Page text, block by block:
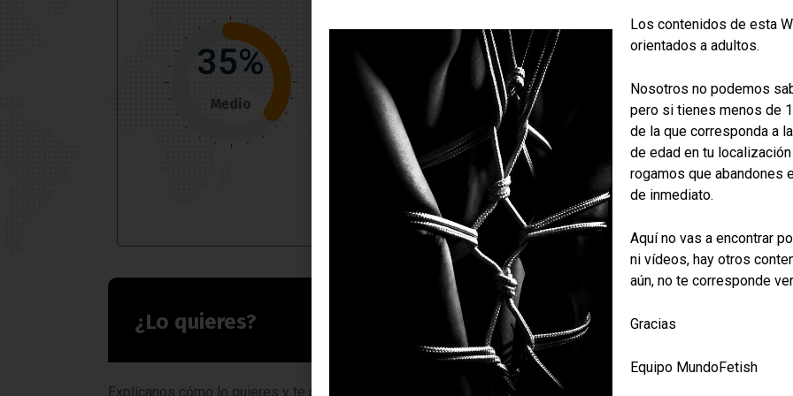
35%
Medio
Flor de vacuno
Flor de cabra
Vaqueta de vacuno
Polietilieno espumado (relleno)
Fornituras de hierro + inox
¿Lo quieres?
Explícanos cómo lo quieres y te prepararemos una propuesta personalizada.
También
Los contenidos de esta
orientados a adultos.
Nosotros no podemos
pero si tienes menos de
de la que corresponda a
de edad en tu
rogamos que abandones
de inmediato.
Aquí no vas a encontrar
ni vídeos, hay otros
aún, no te corresponde
Gracias
Equipo MundoFetish